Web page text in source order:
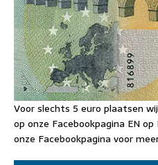
Voor slechts 5 euro plaatsen
op onze Facebookpagina EN
onze Facebookpagina voor